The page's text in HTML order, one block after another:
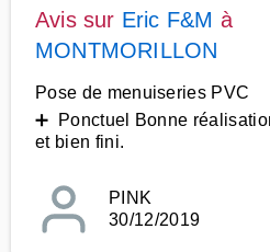
Avis sur Eric F&M à
MONTMORILLON
Pose de menuiseries PVC
➕ Ponctuel Bonne
et bien fini.
PINK
30/12/2019